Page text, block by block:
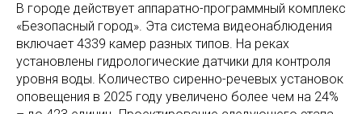
В городе действует аппаратно-программный комплекс
«Безопасный город». Эта система видеонаблюдения
включает 4339 камер разных типов. На реках
установлены гидрологические датчики для контроля
уровня воды. Количество сиренно-речевых установок
оповещения в 2025 году увеличено более чем на 24%